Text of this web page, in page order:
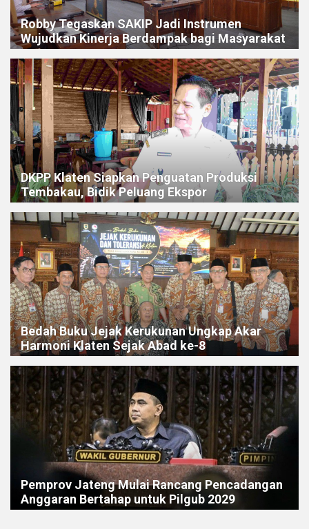
Robby Tegaskan SAKIP Jadi Instrumen
Wujudkan Kinerja Berdampak bagi Masyarakat
DKPP Klaten Siapkan Penguatan Produksi
Tembakau, Bidik Peluang Ekspor
Bedah Buku Jejak Kerukunan Ungkap Akar
Harmoni Klaten Sejak Abad ke-8
Pemprov Jateng Mulai Rancang Pencadangan
Anggaran Bertahap untuk Pilgub 2029